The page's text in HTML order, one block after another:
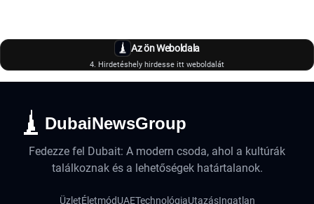
Az ön Weboldala
4. Hirdetéshely hirdesse itt weboldalát
DubaiNewsGroup
Fedezze fel Dubait: A modern csoda, ahol a kultúrák
találkoznak és a lehetőségek határtalanok.
ÜzletÉletmódUAETechnológiaUtazásIngatlan